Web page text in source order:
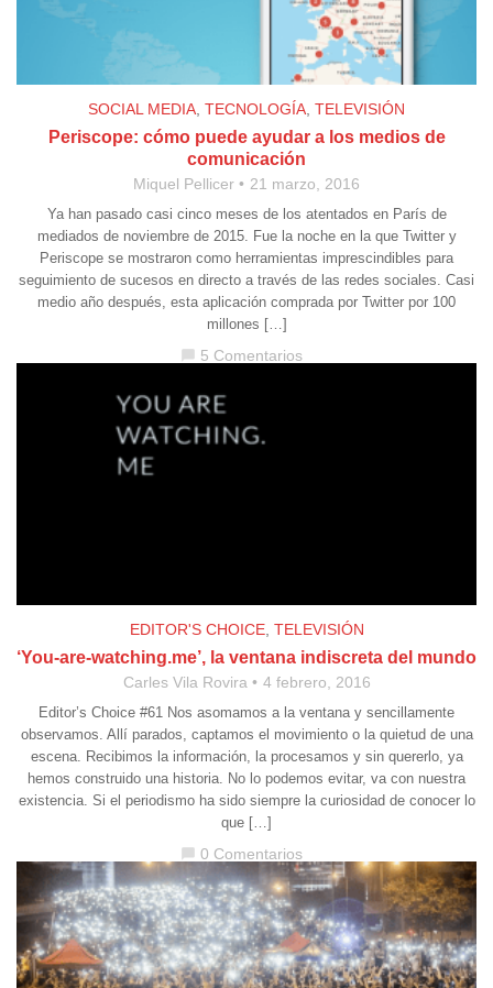
SOCIAL MEDIA TECNOLOGÍA TELEVISIÓN
Periscope: cómo puede ayudar a los medios de
comunicación
Miquel Pellicer 21 marzo, 2016
Ya han pasado casi cinco meses de los atentados en París de
mediados de noviembre de 2015. Fue la noche en la que Twitter y
Periscope se mostraron como herramientas imprescindibles para
seguimiento de sucesos en directo a través de las redes sociales. Casi
medio año después, esta aplicación comprada por Twitter por 100
millones […]
chat_bubble 5 Comentarios
EDITOR'S CHOICE, TELEVISIÓN
‘You-are-watching.me’, la ventana indiscreta del mundo
Carles Vila Rovira 4 febrero, 2016
Editor’s Choice #61 Nos asomamos a la ventana y sencillamente
observamos. Allí parados, captamos el movimiento o la quietud de una
escena. Recibimos la información, la procesamos y sin quererlo, ya
hemos construido una historia. No lo podemos evitar, va con nuestra
existencia. Si el periodismo ha sido siempre la curiosidad de conocer lo
que […]
chat_bubble 0 Comentarios